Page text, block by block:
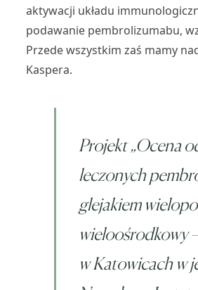
aktywacji układu
podawanie pembrolizumabu,
Przede wszystkim zaś mamy
Kaspera.
Projekt „Ocena
leczonych
glejakiem
wieloośrodkowy
w Katowicach w